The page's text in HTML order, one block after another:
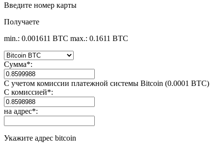
Введите номер карты
Получаете
min.: 0.001611 BTC max.: 0.1611 BTC
Сумма*:
С учетом комиссии платежной системы Bitcoin (0.0001 BTC)
С комиссией*:
на адрес*:
Укажите адрес bitcoin